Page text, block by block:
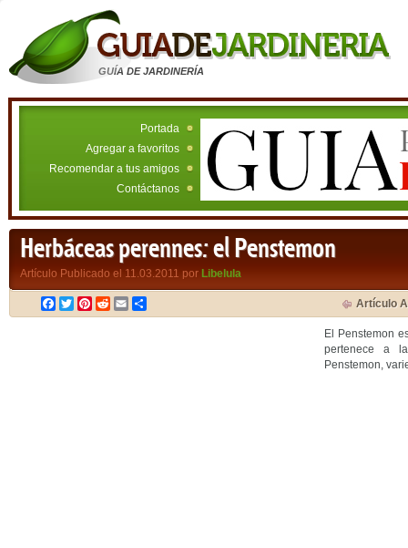
GUÍA DE JARDINERÍA
Portada
Agregar a favoritos
Recomendar a tus amigos
Contáctanos
Herbáceas perennes: el Penstemon
Artículo Publicado el 11.03.2011 por Libelula
Facebook
TwitterPinterest
RedditEmail Artículo
El Penstemon
pertenece a
Penstemon,